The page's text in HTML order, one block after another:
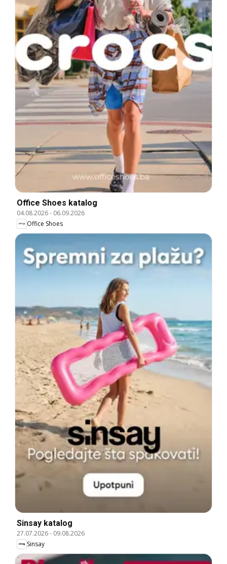
Office Shoes katalog
04.08.2026- 06.09.2026
Office Shoes
Sinsay katalog
27.07.2026- 09.08.2026
Sinsay